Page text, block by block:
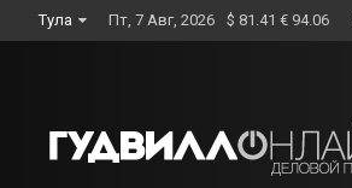
to
Тула Пт, 7 Авг, 2026 $ 81.41 € 94.06